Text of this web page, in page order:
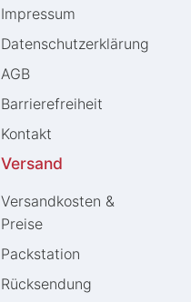
Impressum
Daten­schutz­erklärung
AGB
Barrierefreiheit
Kontakt
Versand
Versandkosten &
Preise
Packstation
Rücksendung